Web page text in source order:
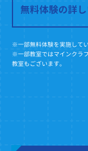
無料体験の詳
※一部無料体験を実施して
※一部教室ではマインクラ
教室もございます。